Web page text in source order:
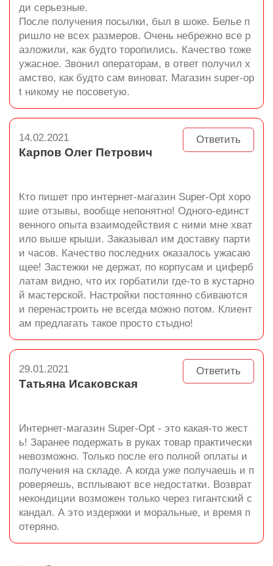
ди серьезные.
После получения посылки, был в шоке. Белье п
ришло не всех размеров. Очень небрежно все р
азложили, как будто торопились. Качество тоже
ужасное. Звонил операторам, в ответ получил х
амство, как будто сам виноват. Магазин super-op
t никому не посоветую.
Ответить
14.02.2021
Карпов Олег Петрович
Кто пишет про интернет-магазин Super-Opt хоро
шие отзывы, вообще непонятно! Одного-единст
венного опыта взаимодействия с ними мне хват
ило выше крыши. Заказывал им доставку парти
и часов. Качество последних оказалось ужасаю
щее! Застежки не держат, по корпусам и циферб
латам видно, что их горбатили где-то в кустарно
й мастерской. Настройки постоянно сбиваются
и перенастроить не всегда можно потом. Клиент
ам предлагать такое просто стыдно!
Ответить
29.01.2021
Татьяна Исаковская
Интернет-магазин Super-Opt - это какая-то жест
ь! Заранее подержать в руках товар практически
невозможно. Только после его полной оплаты и
получения на складе. А когда уже получаешь и п
роверяешь, всплывают все недостатки. Возврат
некондиции возможен только через гигантский с
кандал. А это издержки и моральные, и время п
отеряно.